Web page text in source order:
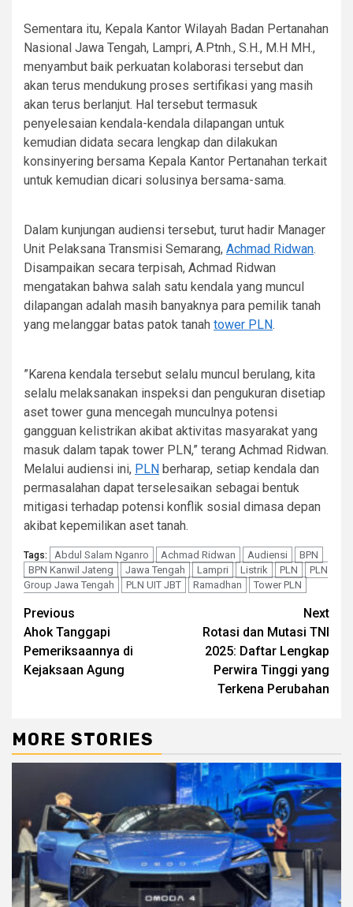
Sementara itu, Kepala Kantor Wilayah Badan Pertanahan
Nasional Jawa Tengah, Lampri, A.Ptnh., S.H., M.H MH.,
menyambut baik perkuatan kolaborasi tersebut dan
akan terus mendukung proses sertifikasi yang masih
akan terus berlanjut. Hal tersebut termasuk
penyelesaian kendala-kendala dilapangan untuk
kemudian didata secara lengkap dan dilakukan
konsinyering bersama Kepala Kantor Pertanahan terkait
untuk kemudian dicari solusinya bersama-sama.
Dalam kunjungan audiensi tersebut, turut hadir Manager
Unit Pelaksana Transmisi Semarang, Achmad Ridwan.
Disampaikan secara terpisah, Achmad Ridwan
mengatakan bahwa salah satu kendala yang muncul
dilapangan adalah masih banyaknya para pemilik tanah
yang melanggar batas patok tanah tower PLN.
”Karena kendala tersebut selalu muncul berulang, kita
selalu melaksanakan inspeksi dan pengukuran disetiap
aset tower guna mencegah munculnya potensi
gangguan kelistrikan akibat aktivitas masyarakat yang
masuk dalam tapak tower PLN,” terang Achmad Ridwan.
Melalui audiensi ini, PLN berharap, setiap kendala dan
permasalahan dapat terselesaikan sebagai bentuk
mitigasi terhadap potensi konflik sosial dimasa depan
akibat kepemilikan aset tanah.
Tags: Abdul Salam Nganro Achmad Ridwan Audiensi
BPN
BPN Kanwil Jateng
Jawa Tengah Lampri Listrik PLN
PLN
Group Jawa Tengah
PLN UIT JBT Ramadhan Tower PLN
Continue
Reading
Previous
Ahok Tanggapi
Pemeriksaannya di
Kejaksaan Agung
Next
Rotasi dan Mutasi TNI
2025: Daftar Lengkap
Perwira Tinggi yang
Terkena Perubahan
MORE STORIES